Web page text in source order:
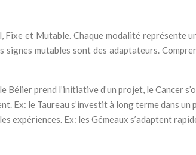
et Mutable. Chaque modalité représente
mutables sont des adaptateurs.
prend l’initiative d’un projet, le Cancer
Ex: le Taureau s’investit à long terme dans
expériences. Ex: les Gémeaux s’adaptent